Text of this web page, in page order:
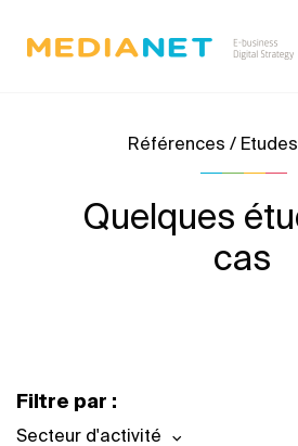
Références /
Quelques
cas
Filtre par :
Secteur d'activité